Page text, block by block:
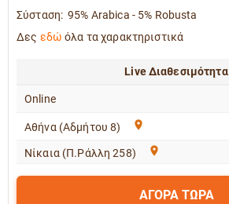
Σύσταση: 95% Arabica - 5% Robusta
Δες εδώ όλα τα χαρακτηριστικά
Live Διαθεσιμότητα
Online
Αθήνα (Αδμήτου 8)
Νίκαια (Π.Ράλλη 258)
ΑΓΟΡΑ ΤΩΡΑ